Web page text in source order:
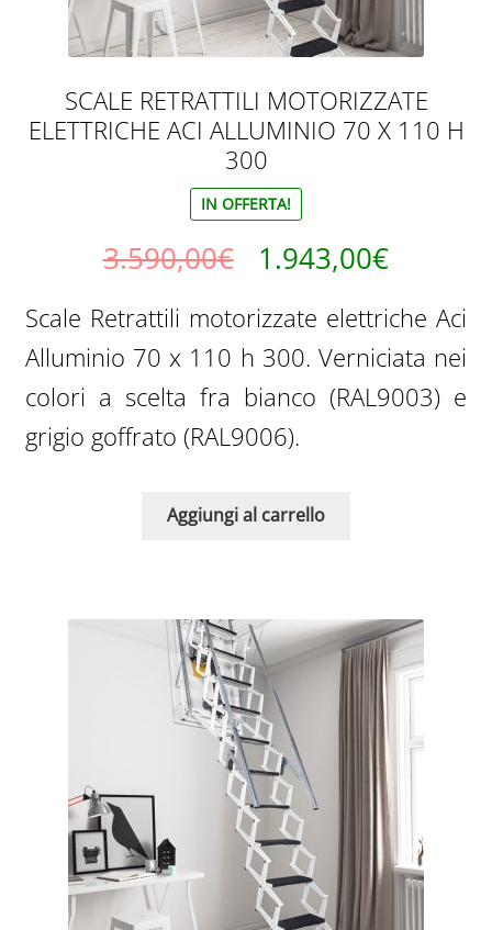
SCALE RETRATTILI MOTORIZZATE
ELETTRICHE ACI ALLUMINIO 70 X 110 H
300
IN OFFERTA!
3.590,00€
prezzo
originale
era:
3.590,00€.
1.943,00€Il
prezzo
attuale
è:
Scale Retrattili motorizzate elettriche Aci
Alluminio 70 x 110 h 300. Verniciata nei
colori a scelta fra bianco (RAL9003) e
grigio goffrato (RAL9006).
Aggiungi al carrello